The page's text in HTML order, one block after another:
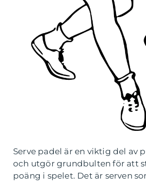
Serve padel är en viktig del av
och utgör grundbulten för att
poäng i spelet. Det är serven